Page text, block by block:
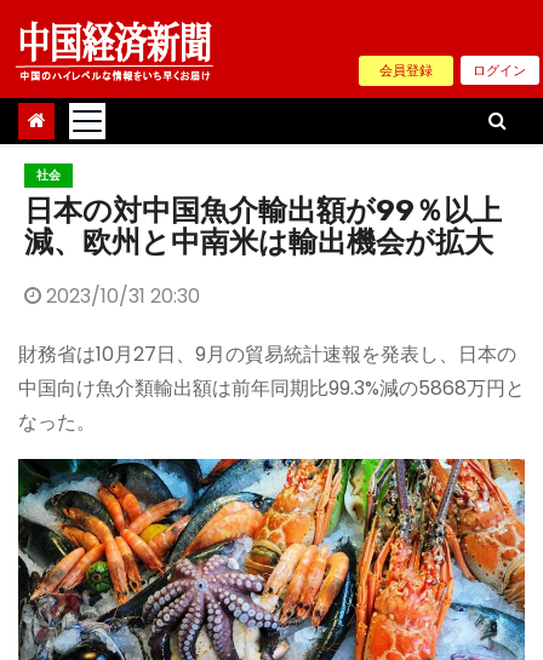
Skip
content
会員登録 ログイン
社会
日本の対中国魚介輸出額が99％以上
減、欧州と中南米は輸出機会が拡大
2023/10/31 20:30
財務省は10月27日、9月の貿易統計速報を発表し、日本の
中国向け魚介類輸出額は前年同期比99.3%減の5868万円と
なった。